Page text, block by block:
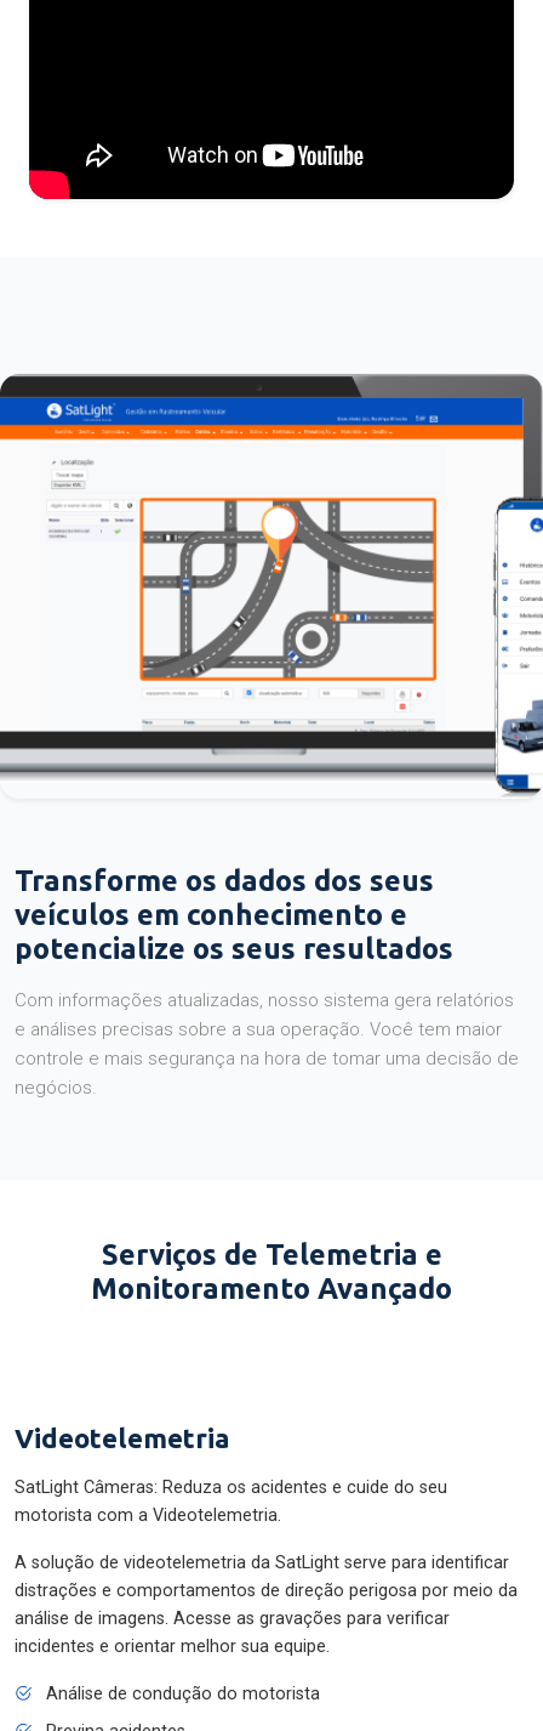
Transforme os dados dos seus
veículos em conhecimento e
potencialize os seus resultados
Com informações atualizadas, nosso sistema gera relatórios
e análises precisas sobre a sua operação. Você tem maior
controle e mais segurança na hora de tomar uma decisão de
negócios.
Serviços de Telemetria e
Monitoramento Avançado
Videotelemetria
SatLight Câmeras: Reduza os acidentes e cuide do seu
motorista com a Videotelemetria.
A solução de videotelemetria da SatLight serve para identificar
distrações e comportamentos de direção perigosa por meio da
análise de imagens. Acesse as gravações para verificar
incidentes e orientar melhor sua equipe.
Análise de condução do motorista